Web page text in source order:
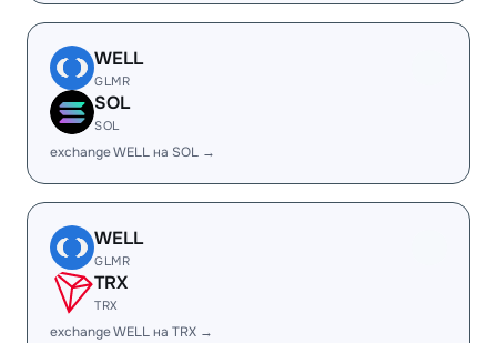
WELL
GLMR
SOL
SOL
exchange WELL на SOL →
WELL
GLMR
TRX
TRX
exchange WELL на TRX →